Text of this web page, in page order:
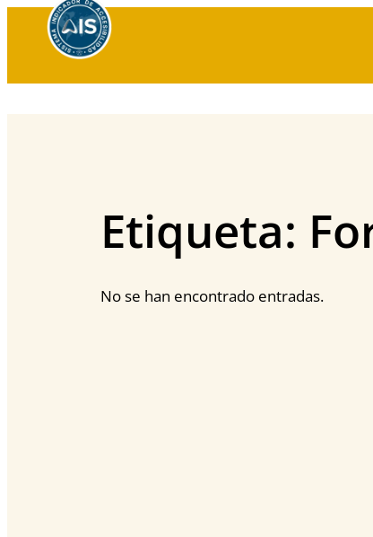
contenido
Etiqueta:
No se han encontrado entradas.